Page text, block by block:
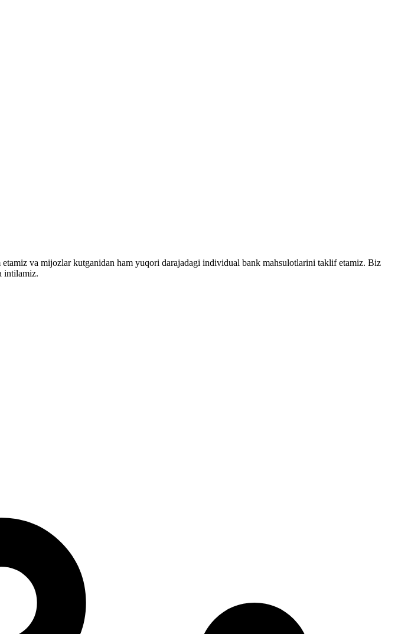
va mijozlar kutganidan ham yuqori darajadagi individual bank mahsulotlarini taklif etamiz. Biz
intilamiz.